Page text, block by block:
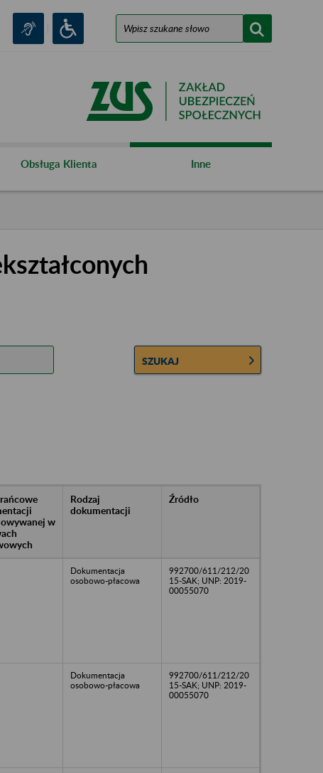
Obsługa Klienta Inne
SZUKAJ
w
Rodzaj
dokumentacji
Źródło
Dokumentacja
osobowo-płacowa
992700/611/212/20
15-SAK; UNP: 2019-
00055070
Dokumentacja
osobowo-płacowa
992700/611/212/20
15-SAK; UNP: 2019-
00055070